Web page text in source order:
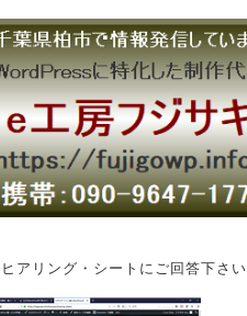
ヒアリング・シートにご回答下さい